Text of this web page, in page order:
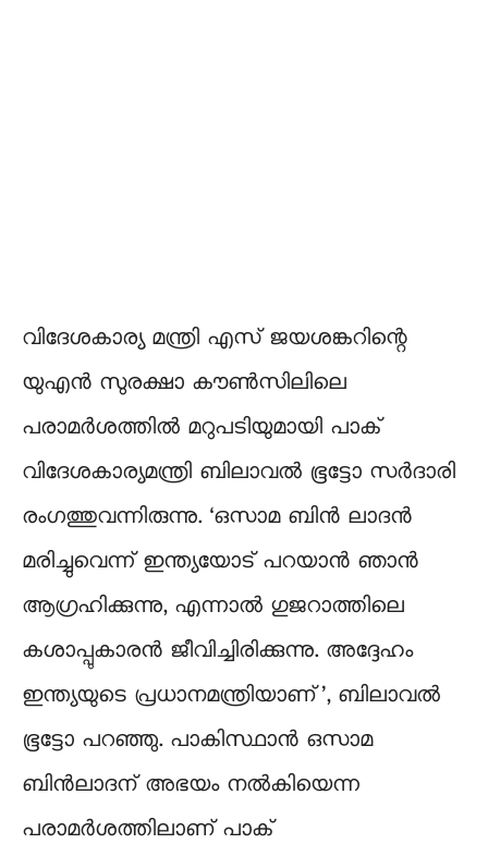
വിദേശകാര്യ മന്ത്രി എസ് ജയശങ്കറിന്റെ
യുഎന്‍ സുരക്ഷാ കൗണ്‍സിലിലെ
പരാമര്‍ശത്തില്‍ മറുപടിയുമായി പാക്
വിദേശകാര്യമന്ത്രി ബിലാവല്‍ ഭൂട്ടോ സര്‍ദാരി
രംഗത്തുവന്നിരുന്നു. ‘ഒസാമ ബിന്‍ ലാദന്‍
മരിച്ചുവെന്ന് ഇന്ത്യയോട് പറയാന്‍ ഞാന്‍
ആഗ്രഹിക്കുന്നു, എന്നാല്‍ ഗുജറാത്തിലെ
കശാപ്പുകാരന്‍ ജീവിച്ചിരിക്കുന്നു. അദ്ദേഹം
ഇന്ത്യയുടെ പ്രധാനമന്ത്രിയാണ്’, ബിലാവല്‍
ഭൂട്ടോ പറഞ്ഞു. പാകിസ്ഥാന്‍ ഒസാമ
ബിന്‍ലാദന് അഭയം നല്‍കിയെന്ന
പരാമര്‍ശത്തിലാണ് പാക്